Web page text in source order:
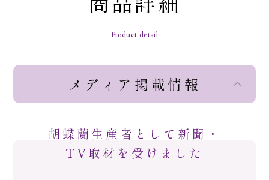
Product detail
メディア掲載情報
胡蝶蘭生産者として新聞・
TV取材を受けました